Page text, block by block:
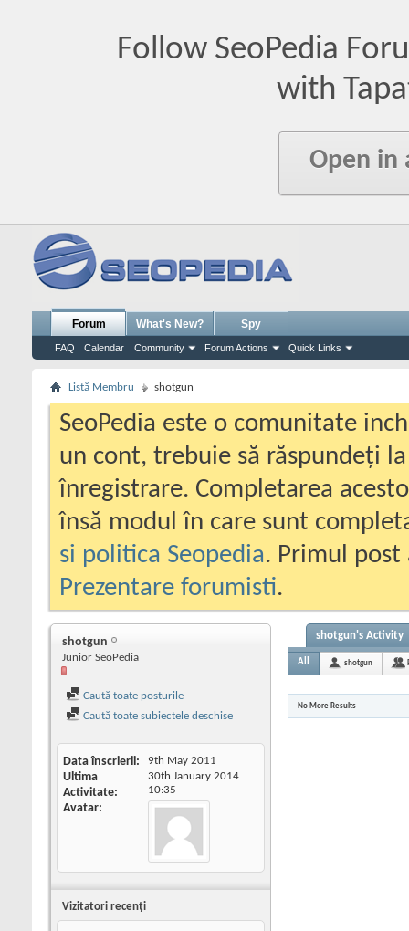
Follow SeoPedia
with
Open in
Forum
FAQ Calendar Community Forum Actions Quick Links
What's New? Spy
Listă Membru shotgun
SeoPedia este o comunitate
un cont, trebuie să răspundeți
înregistrare. Completarea
însă modul în care sunt
si politica Seopedia. Primul
Prezentare forumisti.
shotgun
Junior SeoPedia
Caută toate posturile
Caută toate subiectele deschise
Data înscrierii 9th May 2011
Ultima
Activitate
30th January 2014
10:35
Avatar
Vizitatori recenţi
shotgun's Activity
All shotgun
No More Results